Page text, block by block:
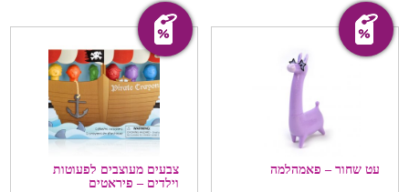
מבצע!
צבעים מעוצבים לפעוטות
וילדים – פיראטים
מבצע!
עט שחור – פאמהלמה